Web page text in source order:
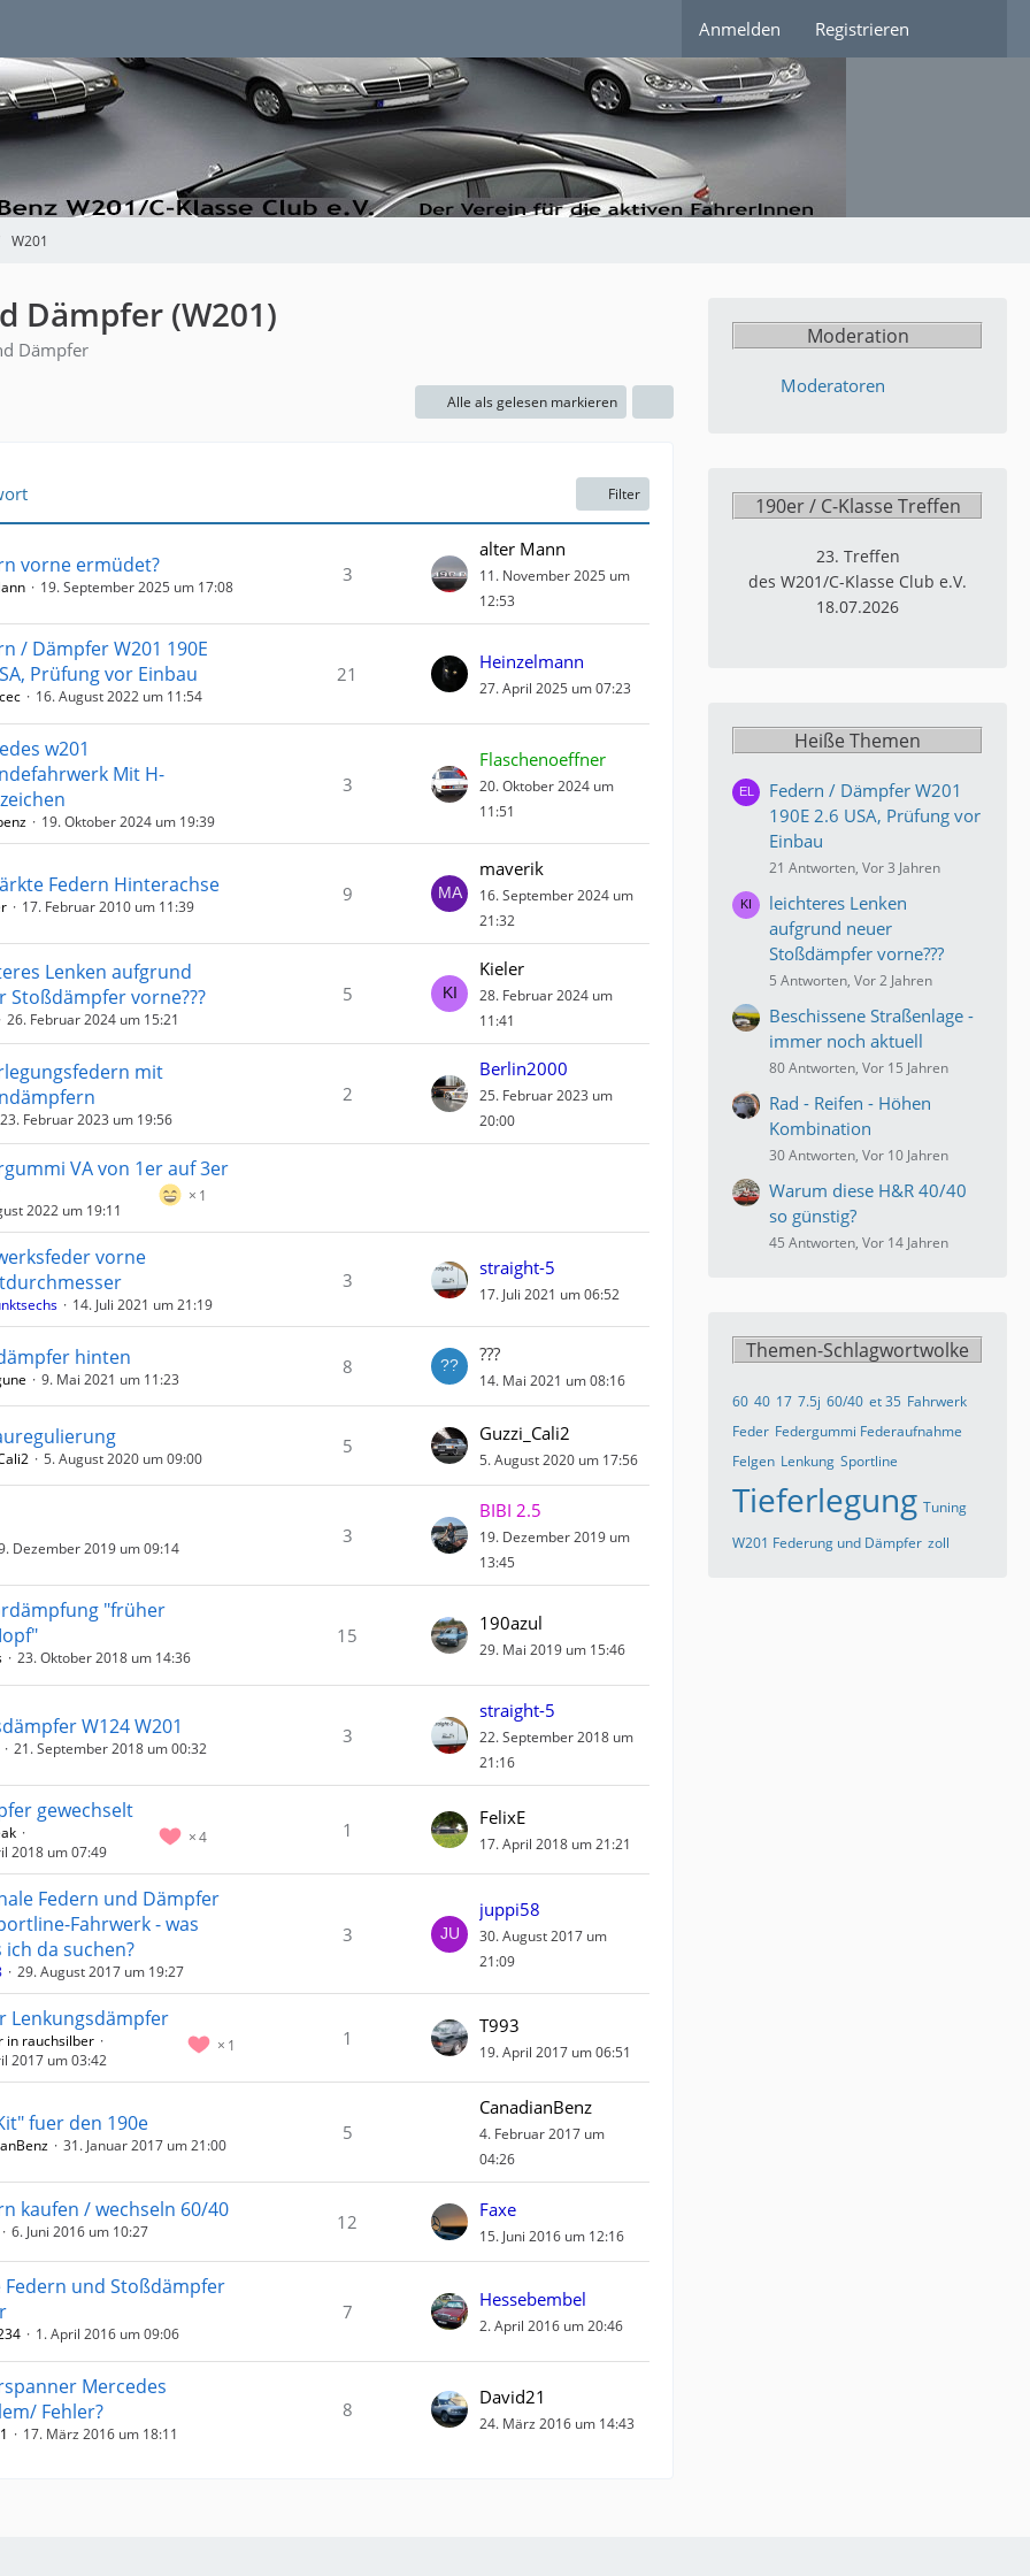
Anmelden Registrieren
W201
Dämpfer (W201)
Dämpfer
Alle als gelesen markieren
Filter
vorne ermüdet?
19. September 2025 um 17:08
3
alter Mann
11. November 2025 um
12:53
/ Dämpfer W201 190E
Prüfung vor Einbau
16. August 2022 um 11:54
21
Heinzelmann
27. April 2025 um 07:23
w201
Mit H-
19. Oktober 2024 um 19:39
3
Flaschenoeffner
20. Oktober 2024 um
11:51
Federn Hinterachse
17. Februar 2010 um 11:39
9
maverik
16. September 2024 um
21:32
Lenken aufgrund
Stoßdämpfer vorne???
26. Februar 2024 um 15:21
5
Kieler
28. Februar 2024 um
11:41
mit
23. Februar 2023 um 19:56
2
Berlin2000
25. Februar 2023 um
20:00
VA von 1er auf 3er
1
2022 um 19:11
vorne
14. Juli 2021 um 21:19
3
straight-5
17. Juli 2021 um 06:52
hinten
9. Mai 2021 um 11:23
8
???
14. Mai 2021 um 08:16
5. August 2020 um 09:00
5
Guzzi_Cali2
5. August 2020 um 17:56
Dezember 2019 um 09:14
3
BIBI 2.5
19. Dezember 2019 um
13:45
"früher
23. Oktober 2018 um 14:36
15
190azul
29. Mai 2019 um 15:46
W124 W201
21. September 2018 um 00:32
3
straight-5
22. September 2018 um
21:16
gewechselt
4
2018 um 07:49
1
FelixE
17. April 2018 um 21:21
Federn und Dämpfer
Fahrwerk - was
ich da suchen?
29. August 2017 um 19:27
3
juppi58
30. August 2017 um
21:09
Lenkungsdämpfer
1
in rauchsilber
2017 um 03:42
1
T993
19. April 2017 um 06:51
fuer den 190e
31. Januar 2017 um 21:00
5
CanadianBenz
4. Februar 2017 um
04:26
kaufen / wechseln 60/40
6. Juni 2016 um 10:27 12
Faxe
15. Juni 2016 um 12:16
Federn und Stoßdämpfer
1. April 2016 um 09:06
7
Hessebembel
2. April 2016 um 20:46
Mercedes
Fehler?
17. März 2016 um 18:11
8
David21
24. März 2016 um 14:43
Moderation
Moderatoren
190er / C-Klasse Treffen
23. Treffen
des W201/C-Klasse Club e.V.
18.07.2026
Heiße Themen
Federn / Dämpfer W201
190E 2.6 USA, Prüfung vor
Einbau
21 Antworten, Vor 3 Jahren
leichteres Lenken
aufgrund neuer
Stoßdämpfer vorne???
5 Antworten, Vor 2 Jahren
Beschissene Straßenlage -
immer noch aktuell
80 Antworten, Vor 15 Jahren
Rad - Reifen - Höhen
Kombination
30 Antworten, Vor 10 Jahren
Warum diese H&R 40/40
so günstig?
45 Antworten, Vor 14 Jahren
Themen-Schlagwortwolke
60 40 17 7.5j 60/40 et 35 Fahrwerk
Feder Federgummi Federaufnahme
Felgen Lenkung Sportline
Tieferlegung Tuning
W201 Federung und Dämpfer zoll